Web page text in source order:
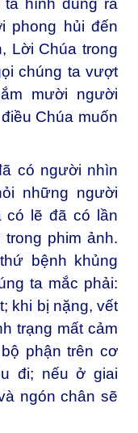
hình dung ra
phong hủi đến
Lời Chúa trong
chúng ta vượt
mười người
Chúa muốn
có người nhìn
những người
có lẽ đã có lần
phim ảnh.
bệnh khủng
ta mắc phải:
khi bị nặng, vết
trạng mất cảm
phận trên cơ
đi; nếu ở giai
ngón chân sẽ